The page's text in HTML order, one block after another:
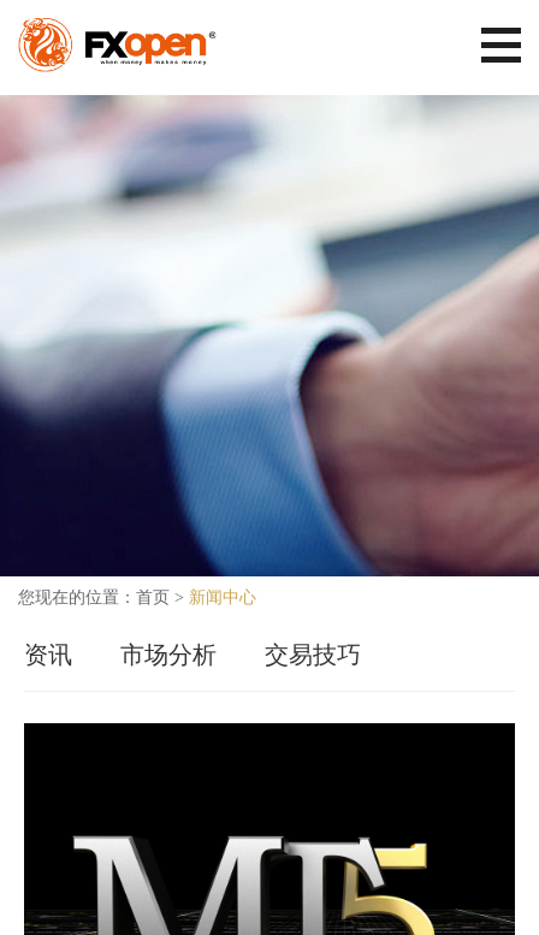
您现在的位置： 首页 > 新闻中心
资讯 市场分析 交易技巧